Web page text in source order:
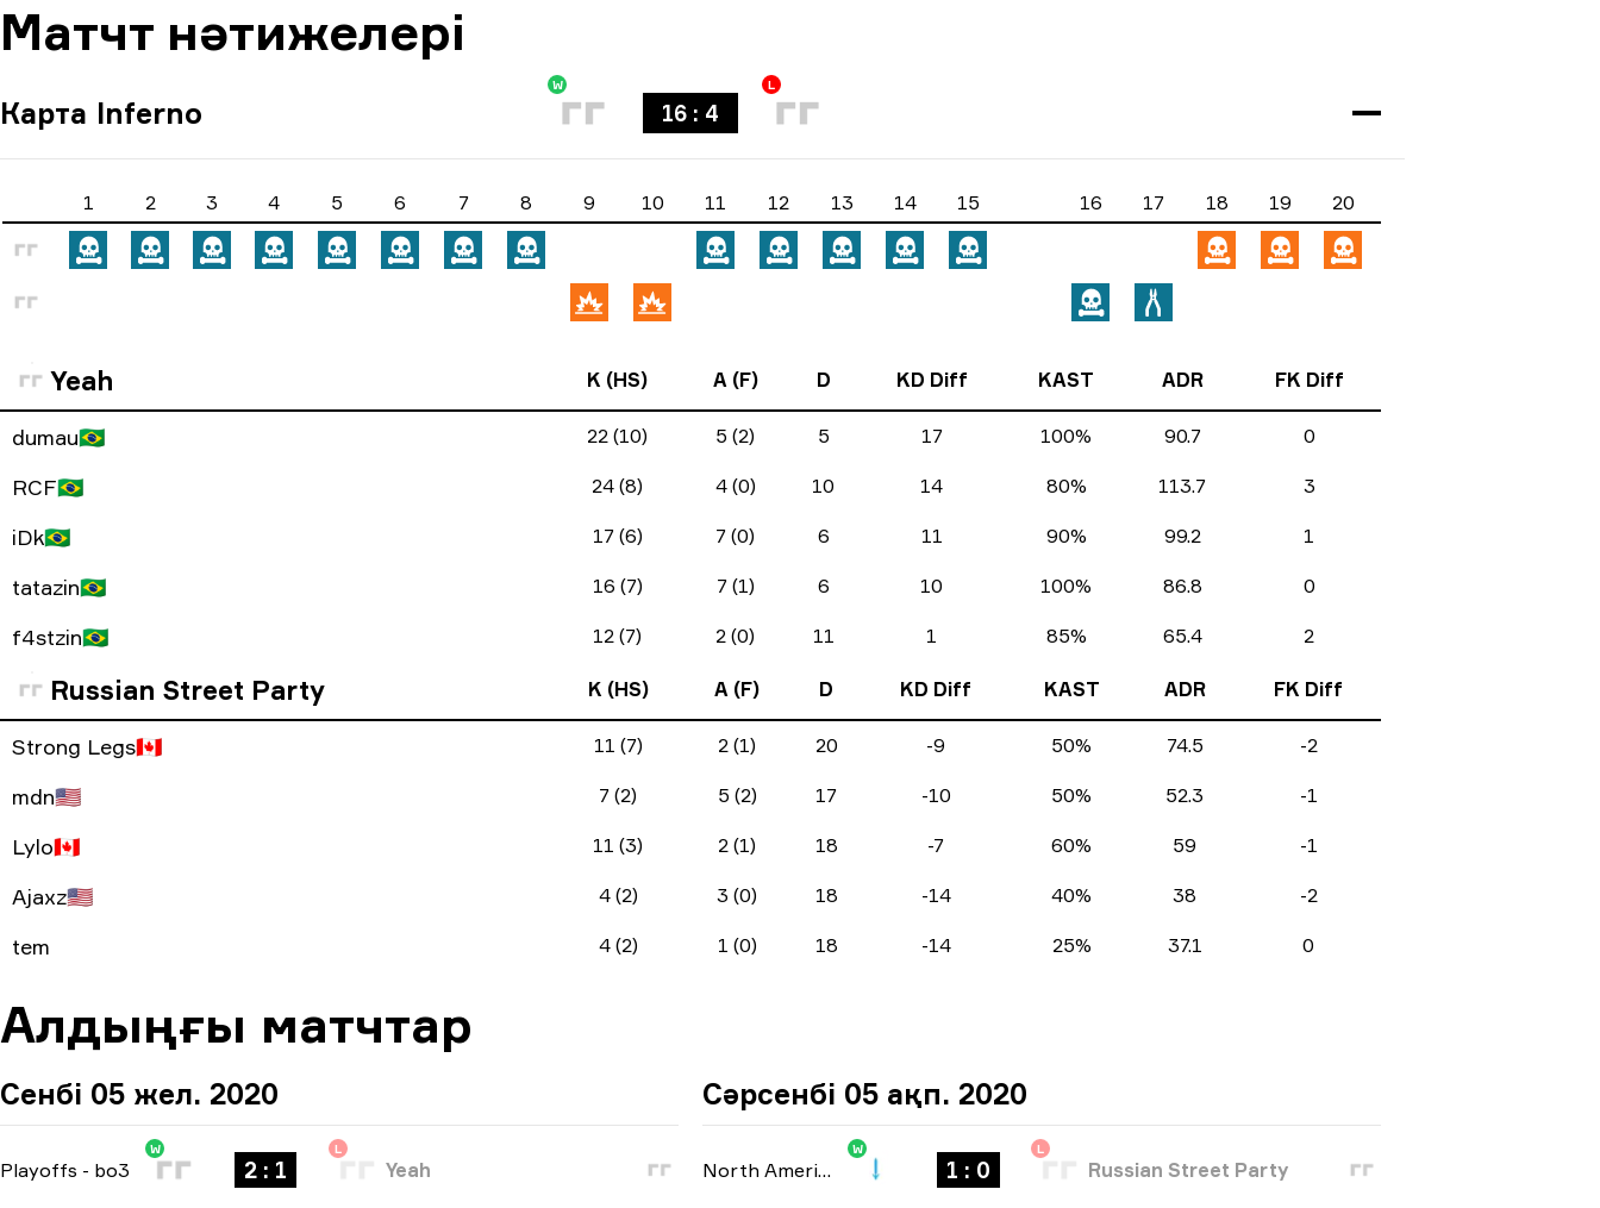
Матчт нәтижелері
Карта Inferno
W
16 : 4
L
1 2 3 4 5 6 7 8 9 10 11 12 13 14 15 16 17 18 19 20
Yeah K (HS) A (F) D KD Diff KAST ADR FK Diff
dumau🇧🇷 22 (10) 5 (2) 5 17 100% 90.7 0
RCF🇧🇷 24 (8) 4 (0) 10 14 80% 113.7 3
iDk🇧🇷 17 (6) 7 (0) 6 11 90% 99.2 1
tatazin🇧🇷 16 (7) 7 (1) 6 10 100% 86.8 0
f4stzin🇧🇷 12 (7) 2 (0) 11 1 85% 65.4 2
Russian Street Party K (HS) A (F) D KD Diff KAST ADR FK Diff
Strong Legs🇨🇦 11 (7) 2 (1) 20 -9 50% 74.5 -2
mdn🇺🇸 7 (2) 5 (2) 17 -10 50% 52.3 -1
Lylo🇨🇦 11 (3) 2 (1) 18 -7 60% 59 -1
Ajaxz🇺🇸 4 (2) 3 (0) 18 -14 40% 38 -2
tem 4 (2) 1 (0) 18 -14 25% 37.1 0
Алдыңғы матчтар
Сенбі 05 жел. 2020
Playoffs - bo3
W
2 : 1
L
Yeah
Сәрсенбі 05 ақп. 2020
North America Open Qualifier 2
W
1 : 0
L
Russian Street Party